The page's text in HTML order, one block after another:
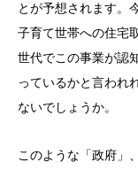
とが予想されます。
子育て世帯への住宅
世代でこの事業が認
っているかと言われ
ないでしょうか。
このような「政府」